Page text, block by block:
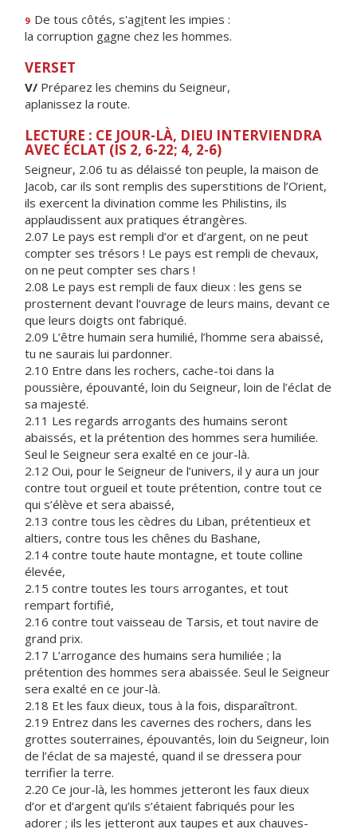
9 De tous côtés, s'agitent les impies :
la corruption gagne chez les hommes.
VERSET
V/ Préparez les chemins du Seigneur,
aplanissez la route.
LECTURE : CE JOUR-LÀ, DIEU INTERVIENDRA
AVEC ÉCLAT (IS 2, 6-22; 4, 2-6)
Seigneur, 2.06 tu as délaissé ton peuple, la maison de
Jacob, car ils sont remplis des superstitions de l’Orient,
ils exercent la divination comme les Philistins, ils
applaudissent aux pratiques étrangères.
2.07 Le pays est rempli d’or et d’argent, on ne peut
compter ses trésors ! Le pays est rempli de chevaux,
on ne peut compter ses chars !
2.08 Le pays est rempli de faux dieux : les gens se
prosternent devant l’ouvrage de leurs mains, devant ce
que leurs doigts ont fabriqué.
2.09 L’être humain sera humilié, l’homme sera abaissé,
tu ne saurais lui pardonner.
2.10 Entre dans les rochers, cache-toi dans la
poussière, épouvanté, loin du Seigneur, loin de l’éclat de
sa majesté.
2.11 Les regards arrogants des humains seront
abaissés, et la prétention des hommes sera humiliée.
Seul le Seigneur sera exalté en ce jour-là.
2.12 Oui, pour le Seigneur de l’univers, il y aura un jour
contre tout orgueil et toute prétention, contre tout ce
qui s’élève et sera abaissé,
2.13 contre tous les cèdres du Liban, prétentieux et
altiers, contre tous les chênes du Bashane,
2.14 contre toute haute montagne, et toute colline
élevée,
2.15 contre toutes les tours arrogantes, et tout
rempart fortifié,
2.16 contre tout vaisseau de Tarsis, et tout navire de
grand prix.
2.17 L’arrogance des humains sera humiliée ; la
prétention des hommes sera abaissée. Seul le Seigneur
sera exalté en ce jour-là.
2.18 Et les faux dieux, tous à la fois, disparaîtront.
2.19 Entrez dans les cavernes des rochers, dans les
grottes souterraines, épouvantés, loin du Seigneur, loin
de l’éclat de sa majesté, quand il se dressera pour
terrifier la terre.
2.20 Ce jour-là, les hommes jetteront les faux dieux
d’or et d’argent qu’ils s’étaient fabriqués pour les
adorer ; ils les jetteront aux taupes et aux chauves-